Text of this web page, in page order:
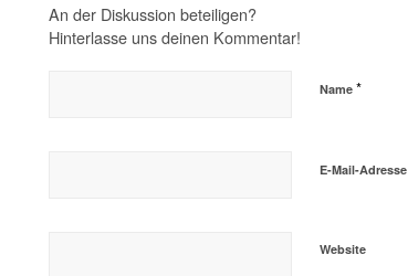
An der Diskussion beteiligen?
Hinterlasse uns deinen Kommentar!
Name *
E-Mail-Adresse
Website